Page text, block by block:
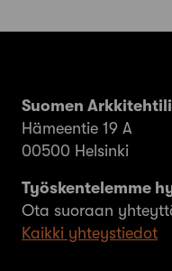
Suomen
Hämeentie 19 A
00500 Helsinki
Työskentelemme
Ota suoraan
Kaikki yhteystiedot